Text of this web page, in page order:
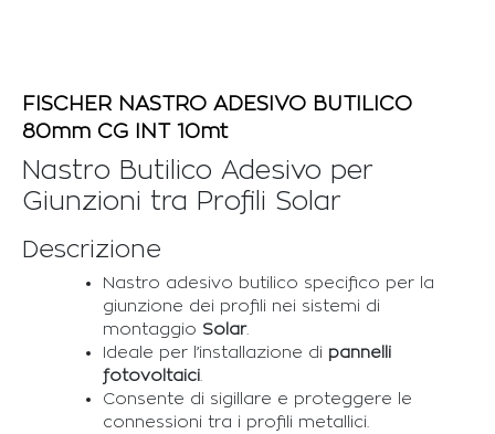
FISCHER NASTRO ADESIVO BUTILICO
80mm CG INT 10mt
Nastro Butilico Adesivo per
Giunzioni tra Profili Solar
Descrizione
Nastro adesivo butilico specifico per la
giunzione dei profili nei sistemi di
montaggio Solar.
Ideale per l’installazione di pannelli
fotovoltaici.
Consente di sigillare e proteggere le
connessioni tra i profili metallici.